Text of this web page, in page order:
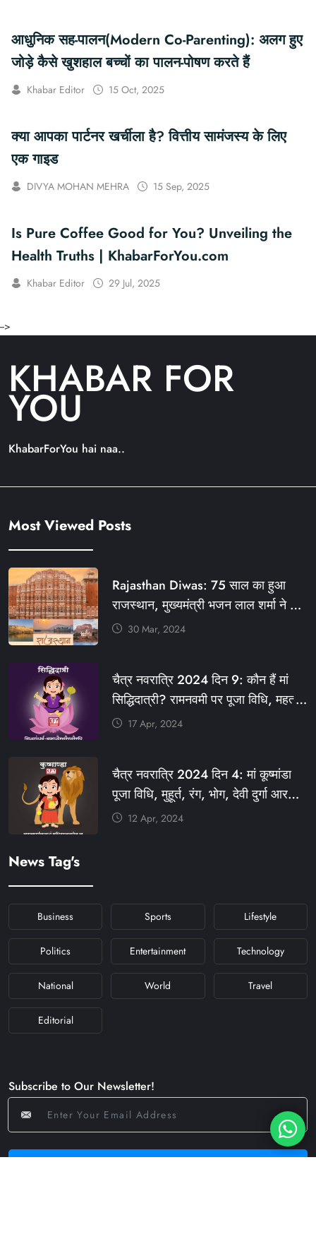
आधुनिक सह-पालन(Modern Co-Parenting): अलग हुए
जोड़े कैसे खुशहाल बच्चों का पालन-पोषण करते हैं
Khabar Editor 15 Oct, 2025
क्या आपका पार्टनर खर्चीला है? वित्तीय सामंजस्य के लिए
एक गाइड
DIVYA MOHAN MEHRA 15 Sep, 2025
Is Pure Coffee Good for You? Unveiling the
Health Truths | KhabarForYou.com
Khabar Editor 29 Jul, 2025
-->
KHABAR FOR
YOU
KhabarForYou hai naa..
Most Viewed Posts
Rajasthan Diwas: 75 साल का हुआ
राजस्थान, मुख्यमंत्री भजन लाल शर्मा ने दी
बधाई, आज फ्री रहेंगी ये सेवाएं
#KHABARFORYOU #KFYNEWS
#KFYSOCIAL
30 Mar, 2024
चैत्र नवरात्रि 2024 दिन 9: कौन हैं मां
सिद्धिदात्री? रामनवमी पर पूजा विधि, महत्व,
रंग, प्रसाद #KFY #KFYNEWS
#NAVRATRIDAY
17 Apr, 2024
चैत्र नवरात्रि 2024 दिन 4: मां कूष्मांडा
पूजा विधि, मुहूर्त, रंग, भोग, देवी दुर्गा आरती
और मंत्र #KFY #KFYNEWS
12 Apr, 2024
News Tag's
Business Sports Lifestyle
Politics Entertainment Technology
National World Travel
Editorial
Subscribe to Our Newsletter!